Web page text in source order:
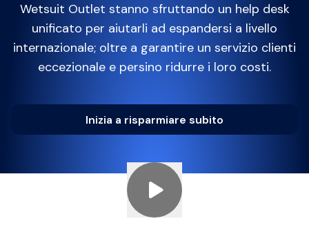
Wetsuit Outlet stanno sfruttando un help desk
unificato per aiutarli ad espandersi a livello
internazionale; oltre a garantire un servizio clienti
eccezionale e persino ridurre i loro costi.
Inizia a risparmiare subito